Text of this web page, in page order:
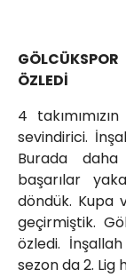
ÖZLEDİ
4
sevindirici.
Burada
başarılar
döndük. Kupa
geçirmiştik.
özledi.
sezon da 2. Lig